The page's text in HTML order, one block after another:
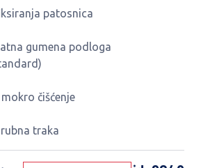
patosnica
gumena podloga
čišćenje
traka